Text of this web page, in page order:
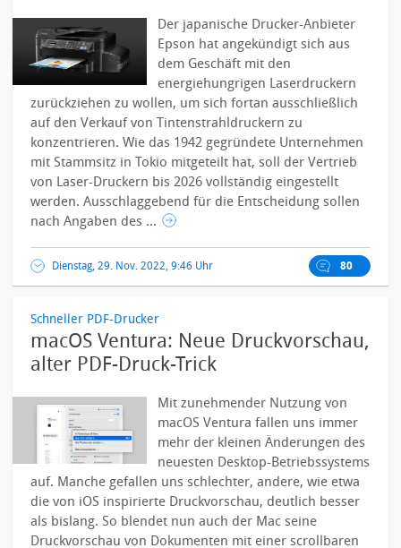
Der japanische Drucker-Anbieter
Epson hat angekündigt sich aus
dem Geschäft mit den
energiehungrigen Laserdruckern
zurückziehen zu wollen, um sich fortan ausschließlich
auf den Verkauf von Tintenstrahldruckern zu
konzentrieren.Wie das 1942 gegründete Unternehmen
mit Stammsitz in Tokio mitgeteilt hat, soll der Vertrieb
von Laser-Druckern bis 2026 vollständig eingestellt
werden. Ausschlaggebend für die Entscheidung sollen
nach Angaben des ...
Dienstag, 29. Nov. 2022, 9:46 Uhr 80
Schneller PDF-Drucker
macOS Ventura: Neue Druckvorschau,
alter PDF-Druck-Trick
Mit zunehmender Nutzung von
macOS Ventura fallen uns immer
mehr der kleinen Änderungen des
neuesten Desktop-Betriebssystems
auf. Manche gefallen uns schlechter, andere, wie etwa
die von iOS inspirierte Druckvorschau, deutlich besser
als bislang.So blendet nun auch der Mac seine
Druckvorschau von Dokumenten mit einer scrollbaren